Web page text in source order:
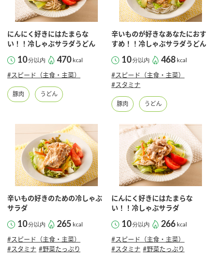
にんにく好きにはたまらな
い！！冷しゃぶサラダうどん
10分以内 470 kcal
#スピード（主食・主菜）
豚肉 うどん
辛いものが好きなあなたにおす
すめ！！冷しゃぶサラダうどん
10分以内 468 kcal
#スピード（主食・主菜）
#スタミナ
豚肉 うどん
辛いもの好きのための冷しゃぶ
サラダ
10分以内 265 kcal
#スピード（主食・主菜）
#スタミナ #野菜たっぷり
にんにく好きにはたまらな
い！！冷しゃぶサラダ
10分以内 266 kcal
#スピード（主食・主菜）
#スタミナ #野菜たっぷり